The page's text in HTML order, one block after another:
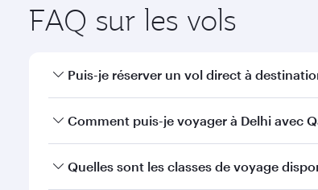
FAQ sur les vols
Puis-je réserver un vol direct à
Oui, Qatar Airways opère des vols directs
Comment puis-je voyager à Delhi avec
Vous pouvez voyager directement à Delhi
Quelles sont les classes de voyage